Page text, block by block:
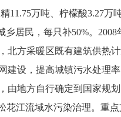
11.75万吨、柠檬酸3.27
乡居民，每只补50%。
北方采暖区既有建筑供热
建设，提高城镇污水处理
由地方自行确定到国家规
花江流域水污染治理。重